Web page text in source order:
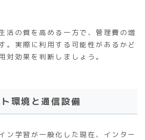
活の質を高める一方で、管理費の増
。実際に利用する可能性があるかど
対効果を判断しましょう。
環境と通信設備
ン学習が一般化した現在、インター